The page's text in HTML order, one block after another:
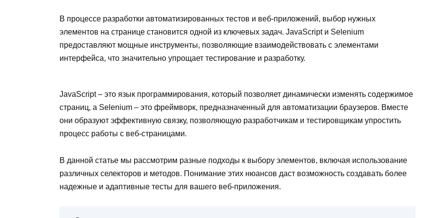
В процессе разработки автоматизированных тестов и веб-приложений, выбор нужных
элементов на странице становится одной из ключевых задач. JavaScript и Selenium
предоставляют мощные инструменты, позволяющие взаимодействовать с элементами
интерфейса, что значительно упрощает тестирование и разработку.
JavaScript – это язык программирования, который позволяет динамически изменять содержимое
страниц, а Selenium – это фреймворк, предназначенный для автоматизации браузеров. Вместе
они образуют эффективную связку, позволяющую разработчикам и тестировщикам упростить
процесс работы с веб-страницами.
В данной статье мы рассмотрим разные подходы к выбору элементов, включая использование
различных селекторов и методов. Понимание этих нюансов даст возможность создавать более
надежные и адаптивные тесты для вашего веб-приложения.